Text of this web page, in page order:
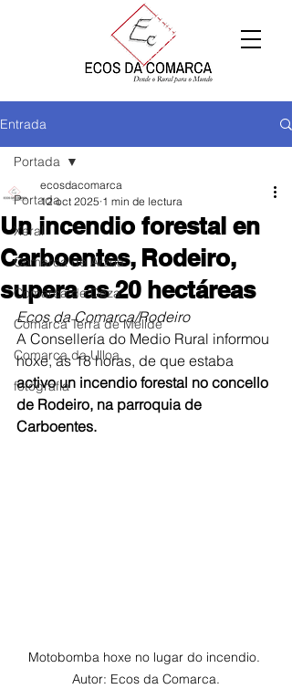
Entrada
Portada
Xeral
Comarca de Arzúa
Comarca de Deza
Comarca Terra de Melide
Comarca da Ulloa
fotografía
Portada
Un incendio forestal en
Carboentes, Rodeiro,
supera as 20 hectáreas
ecosdacomarca
12 oct 2025 1 min de lectura
Ecos da Comarca/Rodeiro
A Consellería do Medio Rural informou
hoxe, ás 18 horas, de que estaba
activo un incendio forestal no concello
de Rodeiro, na parroquia de
Carboentes.
Motobomba hoxe no lugar do incendio.
Autor: Ecos da Comarca.